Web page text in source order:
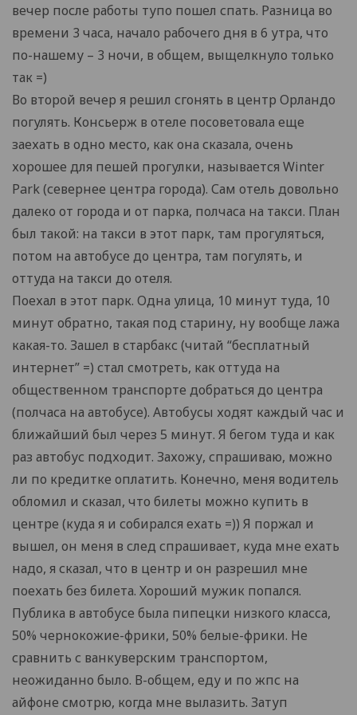
вечер после работы тупо пошел спать. Разница во
времени 3 часа, начало рабочего дня в 6 утра, что
по-нашему – 3 ночи, в общем, выщелкнуло только
так =)
Во второй вечер я решил сгонять в центр Орландо
погулять. Консьерж в отеле посоветовала еще
заехать в одно место, как она сказала, очень
хорошее для пешей прогулки, называется Winter
Park (севернее центра города). Сам отель довольно
далеко от города и от парка, полчаса на такси. План
был такой: на такси в этот парк, там прогуляться,
потом на автобусе до центра, там погулять, и
оттуда на такси до отеля.
Поехал в этот парк. Одна улица, 10 минут туда, 10
минут обратно, такая под старину, ну вообще лажа
какая-то. Зашел в старбакс (читай “бесплатный
интернет” =) стал смотреть, как оттуда на
общественном транспорте добраться до центра
(полчаса на автобусе). Автобусы ходят каждый час и
ближайший был через 5 минут. Я бегом туда и как
раз автобус подходит. Захожу, спрашиваю, можно
ли по кредитке оплатить. Конечно, меня водитель
обломил и сказал, что билеты можно купить в
центре (куда я и собирался ехать =)) Я поржал и
вышел, он меня в след спрашивает, куда мне ехать
надо, я сказал, что в центр и он разрешил мне
поехать без билета. Хороший мужик попался.
Публика в автобусе была пипецки низкого класса,
50% чернокожие-фрики, 50% белые-фрики. Не
сравнить с ванкуверским транспортом,
неожиданно было. В-общем, еду и по жпс на
айфоне смотрю, когда мне вылазить. Затуп